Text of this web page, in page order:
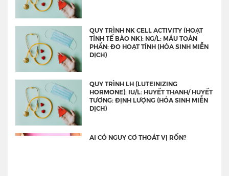
QUY TRÌNH NK CELL ACTIVITY (HOẠT
TÍNH TẾ BÀO NK): NG/L: MÁU TOÀN
PHẦN: ĐO HOẠT TÍNH (HÓA SINH MIỄN
DỊCH)
QUY TRÌNH LH (LUTEINIZING
HORMONE): IU/L: HUYẾT THANH/ HUYẾT
TƯƠNG: ĐỊNH LƯỢNG (HÓA SINH MIỄN
DỊCH)
AI CÓ NGUY CƠ THOÁT VỊ RỐN?